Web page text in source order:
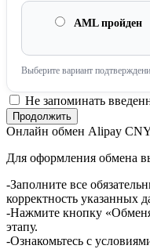
AML пройден
Выберите вариант
Не запоминать
Онлайн обмен Alipay
Для оформления обмена
-Заполните все
корректность указанных
-Нажмите кнопку
этапу.
-Ознакомьтесь с